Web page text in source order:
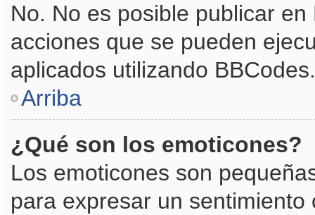
No. No es posible publicar
acciones que se pueden
aplicados utilizando BBCodes.
Arriba
¿Qué son los emoticones?
Los emoticones son
para expresar un